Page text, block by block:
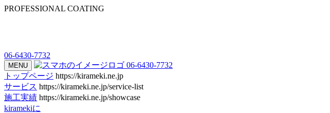
PROFESSIONAL COATING
06-6430-7732
MENU
06-6430-7732
トップページ https://kirameki.ne.jp
サービス https://kirameki.ne.jp/service-list
施工実績 https://kirameki.ne.jp/showcase
kiramekiに